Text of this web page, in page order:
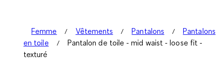
Femme Vêtements Pantalons
Pantalons
en toile
Pantalon de toile - mid waist - loose fit -
texturé